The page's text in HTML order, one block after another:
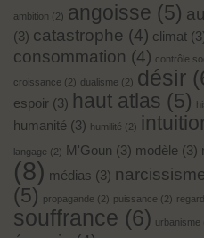
ambition (2) angoisse (5)
(3) catastrophe (4) climat
consommation (4) contrôle
croissance (2) dualisme (2) désir
espoir (3) haut atlas (5)
humanité (3) humilité (2)
langage (2) M'Goun (3) modèle (3)
(8) médias (3)
(5) propagande (2) puissance (2) regard
souffrance (6) urbanisme